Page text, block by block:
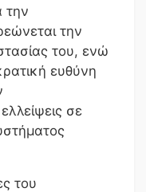
την
την
του, ενώ
ευθύνη
σε
του